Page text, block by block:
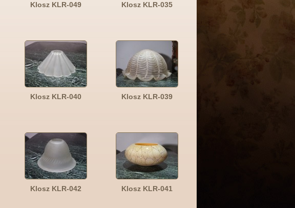
Klosz KLR-049 Klosz KLR-035
Klosz KLR-040 Klosz KLR-039
Klosz KLR-042 Klosz KLR-041